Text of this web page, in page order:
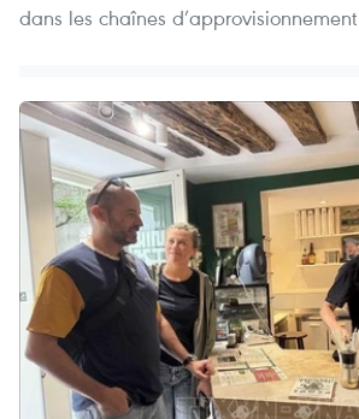
dans les chaînes